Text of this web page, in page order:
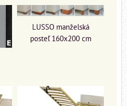
LUSSO manželská
posteľ 160x200 cm